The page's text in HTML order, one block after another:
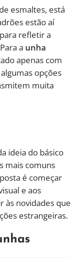
esmaltes, está
estão aí
refletir a
a unha
apenas com
opções
muita
ideia do básico
mais comuns
é começar
e aos
às novidades que
estrangeiras.